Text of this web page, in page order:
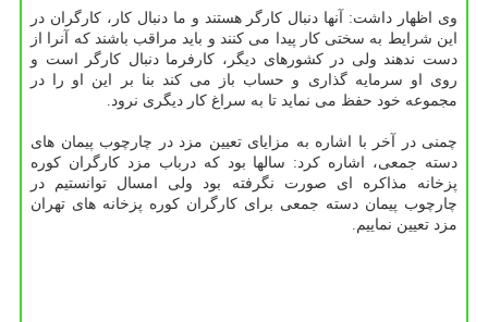
وی اظهار داشت: آنها دنبال کارگر هستند و ما دنبال کار، کارگران در
این شرایط به سختی کار پیدا می کنند و باید مراقب باشند که آنرا از
دست ندهند ولی در کشورهای دیگر، کارفرما دنبال کارگر است و
روی او سرمایه گذاری و حساب باز می کند بنا بر این او را در
مجموعه خود حفظ می نماید تا به سراغ کار دیگری نرود.
چمنی در آخر با اشاره به مزایای تعیین مزد در چارچوب پیمان های
دسته جمعی، اشاره کرد: سالها بود که درباب مزد کارگران کوره
پزخانه مذاکره ای صورت نگرفته بود ولی امسال توانستیم در
چارچوب پیمان دسته جمعی برای کارگران کوره پزخانه های تهران
مزد تعیین نماییم.